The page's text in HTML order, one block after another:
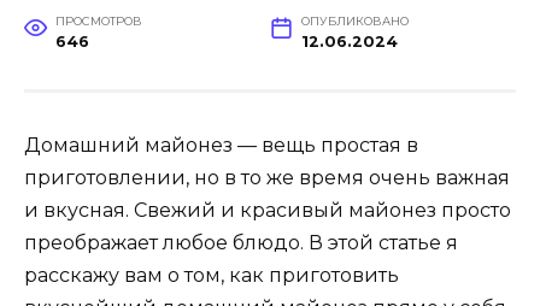
ПРОСМОТРОВ
646
ОПУБЛИКОВАНО
12.06.2024
Домашний майонез — вещь простая в
приготовлении, но в то же время очень важная
и вкусная. Свежий и красивый майонез просто
преображает любое блюдо. В этой статье я
расскажу вам о том, как приготовить